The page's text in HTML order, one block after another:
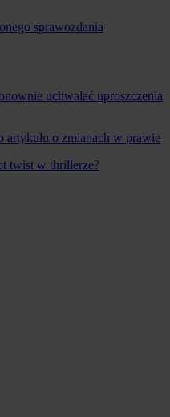
sprawozdania
uchwalać uproszczenia
twist w thrillerze?